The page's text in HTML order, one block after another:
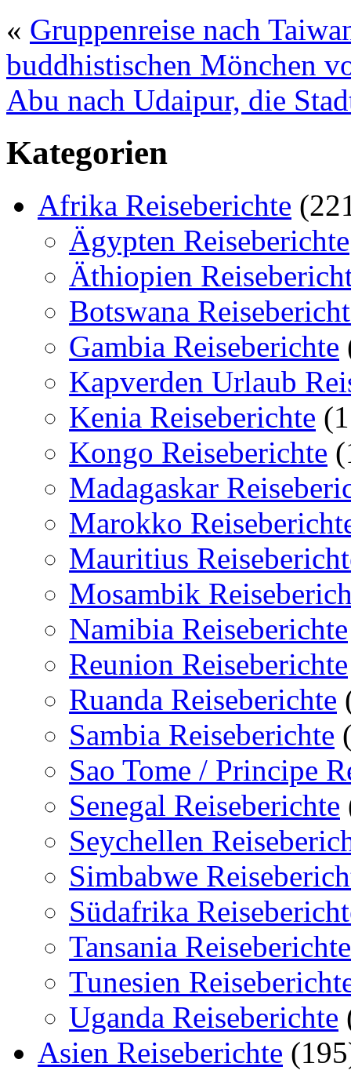
« Gruppenreise nach
buddhistischen Mönchen
Abu nach Udaipur, die
Kategorien
Afrika Reiseberichte
Ägypten Reiseberichte
Äthiopien
Botswana
Gambia Reiseberichte
Kapverden Urlaub
Kenia Reiseberichte
Kongo Reiseberichte
Madagaskar
Marokko
Mauritius
Mosambik
Namibia Reiseberichte
Reunion Reiseberichte
Ruanda Reiseberichte
Sambia Reiseberichte
Sao Tome / Principe
Senegal Reiseberichte
Seychellen
Simbabwe
Südafrika
Tansania Reiseberichte
Tunesien
Uganda Reiseberichte
Asien Reiseberichte